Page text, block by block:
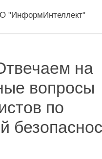
"ИнформИнтеллект"
на
вопросы
по